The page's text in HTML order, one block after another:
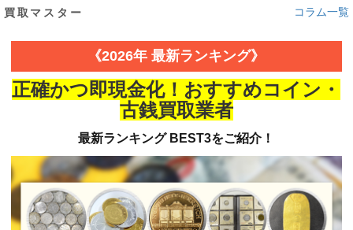
買取マスター コラム一覧
《2026年 最新ランキング》
正確かつ即現金化！おすすめコイン・
古銭買取業者
最新ランキング BEST3をご紹介！